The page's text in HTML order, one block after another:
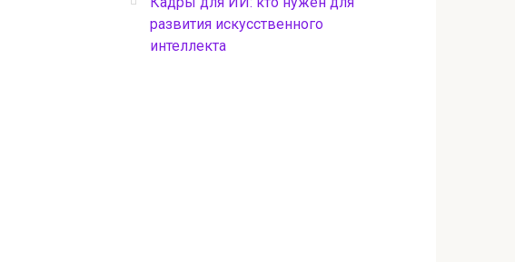
развития искусственного
интеллекта